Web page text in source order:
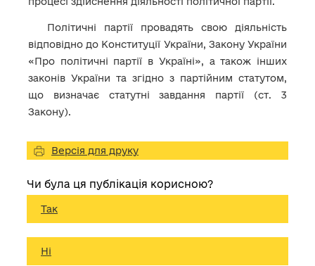
Політичні партії провадять свою діяльність
відповідно до Конституції України, Закону України
«Про політичні партії в Україні», а також інших
законів України та згідно з партійним статутом,
що визначає статутні завдання партії (ст. 3
Закону).
Версія для друку
Чи була ця публікація корисною?
Так
Ні